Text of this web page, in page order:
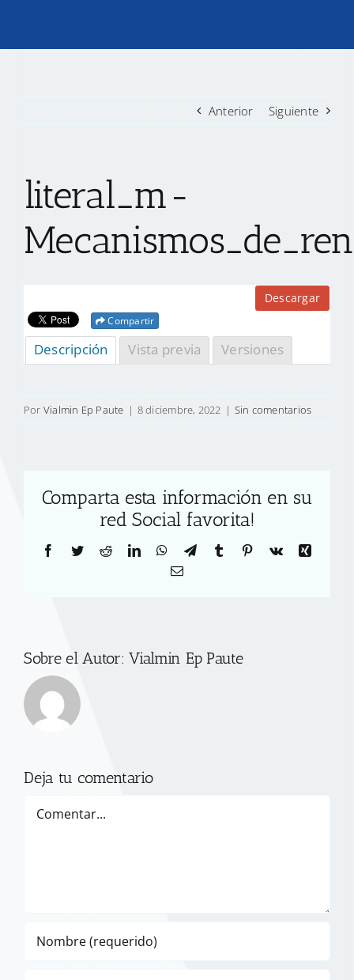
TRANSPARENCIA
CONTACTO
Anterior Siguiente
literal_m-
Descargar
Compartir
Descripción Vista previa Versiones
Por Vialmin Ep Paute | 8 diciembre, 2022 | Sin comentarios
Comparta esta información en su
red Social favorita!
Facebook
TwitterRedditLinkedInWhatsApp
TelegramTumblr Pinterest
Vk
Xing
Correo
Sobre el Autor:Vialmin Ep Paute
Deja tu comentario